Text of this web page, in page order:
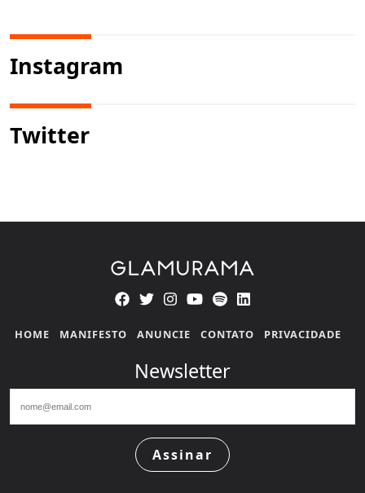
Instagram
Twitter
HOME MANIFESTO ANUNCIE CONTATO PRIVACIDADE
Newsletter